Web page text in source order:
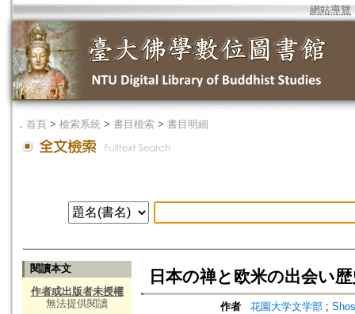
網站導覽
． 首頁 > 檢索系統 > 書目檢索 > 書目明細
閱讀本文
作者或出版者未授權
無法提供閱讀
日本の禅と欧米の出会い
作者 花園大学文学部 ;